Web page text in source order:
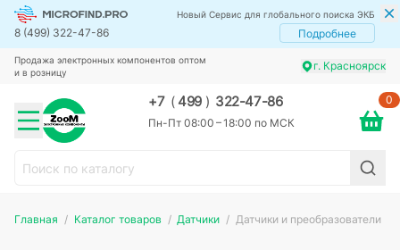
Новый Сервис для глобального поиска ЭКБ
8 (499) 322-47-86 Подробнее
Продажа электронных компонентов оптом
и в розницу
г. Красноярск
+7 (499 ) 322-47-86
Пн-Пт 08:00 – 18:00 по МСК
0
Главная Каталог товаров Датчики Датчики и преобразователи